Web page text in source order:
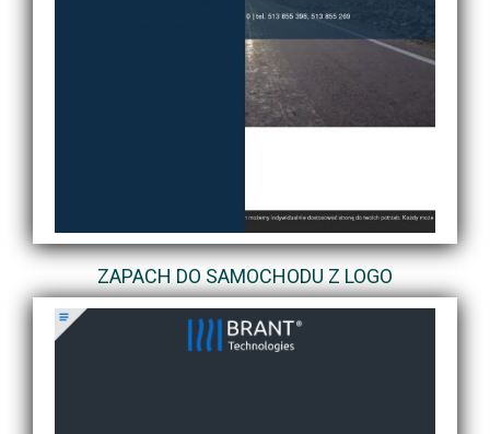
ZAPACH DO SAMOCHODU Z LOGO